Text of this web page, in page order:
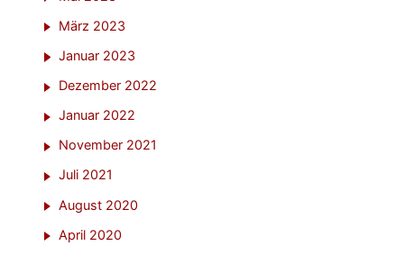
März 2023
Januar 2023
Dezember 2022
Januar 2022
November 2021
Juli 2021
August 2020
April 2020